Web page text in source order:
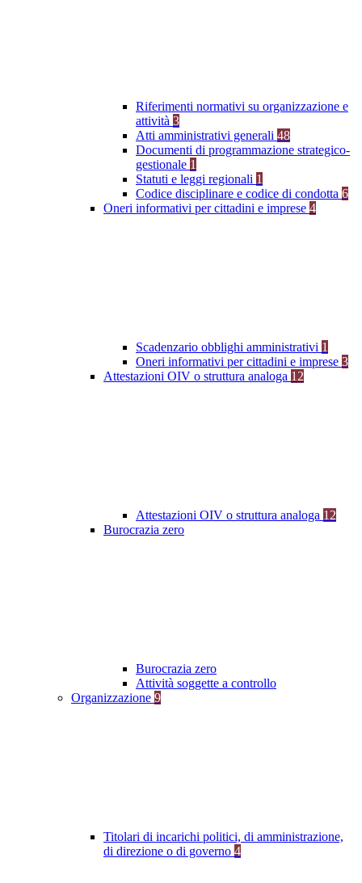
Riferimenti normativi su organizzazione e
attività 3
Atti amministrativi generali 48
Documenti di programmazione strategico-
gestionale 1
Statuti e leggi regionali 1
Codice disciplinare e codice di condotta 6
Oneri informativi per cittadini e imprese 4
Scadenzario obblighi amministrativi 1
Oneri informativi per cittadini e imprese 3
Attestazioni OIV o struttura analoga 12
Attestazioni OIV o struttura analoga 12
Burocrazia zero
Burocrazia zero
Attività soggette a controllo
Organizzazione 9
Titolari di incarichi politici, di amministrazione,
di direzione o di governo 4